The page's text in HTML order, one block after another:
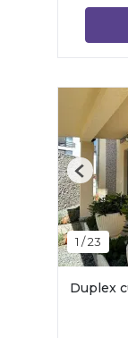
1 /23
Previous
Duplex